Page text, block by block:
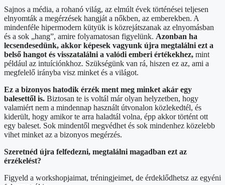
Sajnos a média, a rohanó világ, az elmúlt évek történései teljesen
elnyomták a megérzések hangját a nőkben, az emberekben. A
mindenféle hipermodern kütyük is közrejátszanak az elnyomásban
és a sok „hang”, amire folyamatosan figyelünk. Azonban ha
lecsendesedünk, akkor képesek vagyunk újra megtalálni ezt a
belső hangot és visszatalálni a valódi emberi értékekhez, mint
például az intuíciónkhoz. Szükségünk van rá, hiszen ez az, ami a
megfelelő irányba visz minket és a világot.
Ez a bizonyos hatodik érzék ment meg minket akár egy
balesettől is. Biztosan te is voltál már olyan helyzetben, hogy
valamiért nem a mindennap használt útvonalon közlekedtél, és
kiderült, hogy amikor te arra haladtál volna, épp akkor történt ott
egy baleset. Sok mindentől megvédhet és sok mindenhez közelebb
vihet minket az a bizonyos megérzés.
Szeretnéd újra felfedezni, megtalálni magadban ezt az
érzékelést?
Figyeld a workshopjaimat, tréningjeimet, de érdeklődhetsz az egyéni